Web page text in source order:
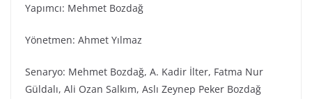
Yapımcı: Mehmet Bozdağ
Yönetmen: Ahmet Yılmaz
Senaryo: Mehmet Bozdağ, A. Kadir İlter, Fatma Nur
Güldalı, Ali Ozan Salkım, Aslı Zeynep Peker Bozdağ